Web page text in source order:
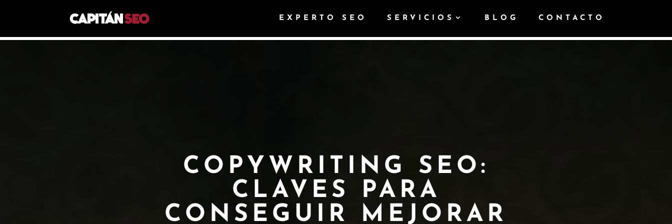
EXPERTO SEO SERVICIOS BLOG CONTACTO
COPYWRITING SEO:
CLAVES PARA
CONSEGUIR MEJORAR